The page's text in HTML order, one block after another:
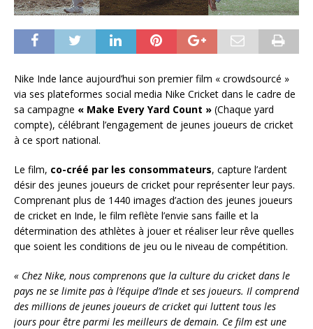
Nike Inde lance aujourd’hui son premier film « crowdsourcé »
via ses plateformes social media Nike Cricket dans le cadre de
sa campagne « Make Every Yard Count » (Chaque yard
compte), célébrant l’engagement de jeunes joueurs de cricket
à ce sport national.
Le film, co-créé par les consommateurs, capture l’ardent
désir des jeunes joueurs de cricket pour représenter leur pays.
Comprenant plus de 1440 images d’action des jeunes joueurs
de cricket en Inde, le film reflète l’envie sans faille et la
détermination des athlètes à jouer et réaliser leur rêve quelles
que soient les conditions de jeu ou le niveau de compétition.
« Chez Nike, nous comprenons que la culture du cricket dans le
pays ne se limite pas à l’équipe d’Inde et ses joueurs. Il comprend
des millions de jeunes joueurs de cricket qui luttent tous les
jours pour être parmi les meilleurs de demain. Ce film est une